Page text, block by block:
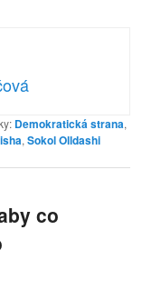
Demokratická strana,
,Sokol Olldashi
co